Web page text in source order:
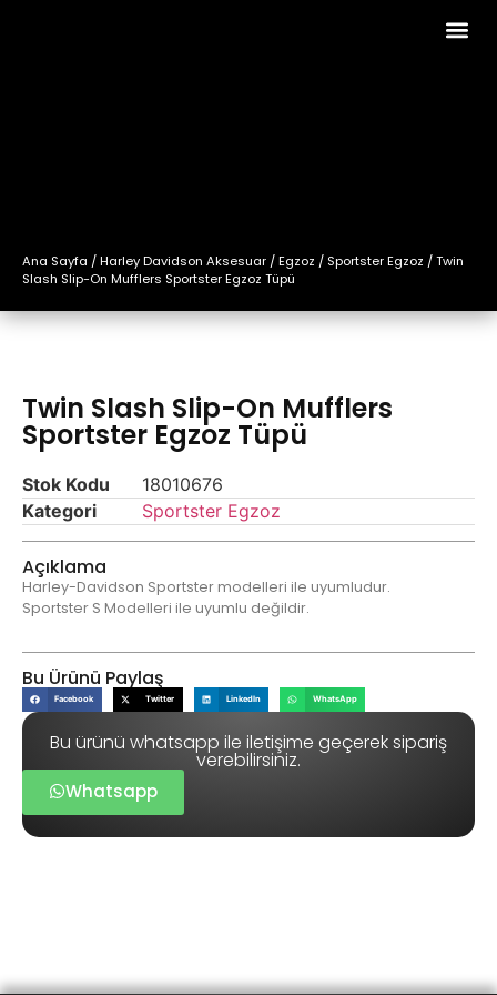
Ana Sayfa /Harley Davidson Aksesuar /Egzoz / Sportster Egzoz / Twin
Slash Slip-On Mufflers Sportster Egzoz Tüpü
Twin Slash Slip-On Mufflers
Sportster Egzoz Tüpü
Stok Kodu
18010676
Kategori
Sportster Egzoz
Açıklama
Harley-Davidson Sportster modelleri ile uyumludur.
Sportster S Modelleri ile uyumlu değildir.
Bu Ürünü Paylaş
Facebook Twitter LinkedIn WhatsApp
Bu ürünü whatsapp ile iletişime geçerek sipariş
verebilirsiniz.
Whatsapp